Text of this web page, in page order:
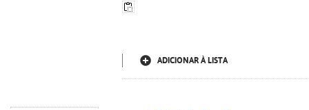
ADICIONAR À LISTA